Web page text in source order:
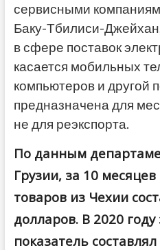
сервисными
Баку-Тбилиси-
в сфере поставок
касается мобильных
компьютеров и другой
предназначена для
не для реэкспорта.
По данным
Грузии, за 10
товаров из Чехии
долларов. В 2020 году
показатель